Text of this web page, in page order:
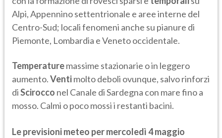
Alpi, Appennino settentrionale e aree interne del
Centro-Sud; locali fenomeni anche su pianure di
Piemonte, Lombardia e Veneto occidentale.
Temperaturemassime stazionarie o in leggero
aumento.Ventimolto deboli ovunque, salvo rinforzi
diScirocco nel Canale di Sardegna con mare fino a
mosso. Calmi o poco mossi i restanti bacini.
Le previsioni meteo per mercoledì 4 maggio